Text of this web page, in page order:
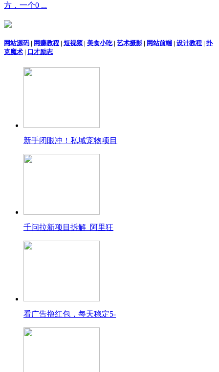
方，一个0 ...
网站源码 | 网赚教程 | 短视频 | 美食小吃| 艺术摄影 | 网站前端 | 设计教程 | 扑
克魔术 | 口才励志
新手闭眼冲！私域宠物项目
千问拉新项目拆解_阿里狂
看广告撸红包，每天稳定5-